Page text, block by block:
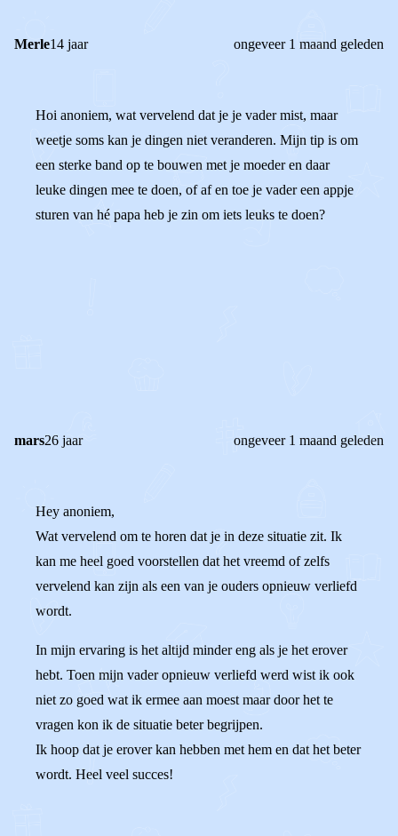
Merle14 jaar ongeveer 1 maand geleden
Hoi anoniem, wat vervelend dat je je vader mist, maar
weetje soms kan je dingen niet veranderen. Mijn tip is om
een sterke band op te bouwen met je moeder en daar
leuke dingen mee te doen, of af en toe je vader een appje
sturen van hé papa heb je zin om iets leuks te doen?
mars26 jaar ongeveer 1 maand geleden
Hey anoniem,
Wat vervelend om te horen dat je in deze situatie zit. Ik
kan me heel goed voorstellen dat het vreemd of zelfs
vervelend kan zijn als een van je ouders opnieuw verliefd
wordt.
In mijn ervaring is het altijd minder eng als je het erover
hebt. Toen mijn vader opnieuw verliefd werd wist ik ook
niet zo goed wat ik ermee aan moest maar door het te
vragen kon ik de situatie beter begrijpen.
Ik hoop dat je erover kan hebben met hem en dat het beter
wordt. Heel veel succes!